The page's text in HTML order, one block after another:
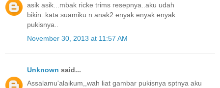
asik asik...mbak ricke trims resepnya..aku udah
bikin..kata suamiku n anak2 enyak enyak enyak
pukisnya..
November 30, 2013 at 11:57 AM
Unknown said...
Assalamu'alaikum,,wah liat gambar pukisnya sptnya aku